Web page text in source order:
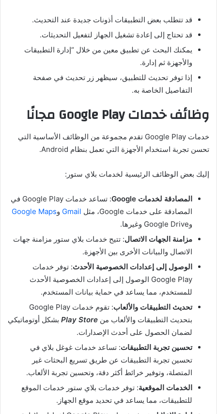
قد تتطلب بعض التطبيقات أذونات جديدة عند التحديث.
قد تحتاج إلى إعادة تشغيل الجهاز لتفعيل التحديثات.
يمكنك البحث عن تطبيق معين من خلال “إدارة التطبيقات
والأجهزة ثم إدارة.
إذا توفر تحديث للتطبيق، سيظهر زر تحديث في صفحة
التفاصيل الخاصة به.
وظائف خدمات Google Play مجانًا
خدمات Google Play تقدم مجموعة من الوظائف الأساسية التي
تحسن تجربة استخدام الأجهزة التي تعمل بنظام Android.
إليك بعض الوظائف الرئيسية لخدمات بلاي ستور:
المصادقة لخدمات Google
: تساعد خدمات Google Play في
المصادقة على خدمات Google، مثل
Gmail وGoogle Maps
وGoogle Drive وغيرها.
مزامنة الجهات الاتصال: تتيح خدمات بلاي ستور مزامنة جهات
الاتصال والبيانات الأخرى بين الأجهزة.
الوصول إلى إعدادات الخصوصية الأحدث: توفر خدمات
Google Play الوصول إلى إعدادات الخصوصية الأحدث
للمستخدم، مما يساعد في حماية بيانات المستخدم.
تحديث التطبيقات والألعاب
: تقوم خدمات Google Play
بتحديث التطبيقات والألعاب من Play Store بشكل أوتوماتيكي
لضمان الحصول على أحدث الإصدارات.
تحسين تجربة التطبيقات: تساعد خدمات غوغل بلاي في
تحسين تجربة التطبيقات عن طريق تسريع البحثات غير
المتصلة، وتوفير خرائط أكثر دقة، وتحسين تجربة الألعاب.
الخدمات الموقعية: توفر خدمات بلاي ستور خدمات الموقع
للتطبيقات، مما يساعد في تحديد موقع الجهاز.